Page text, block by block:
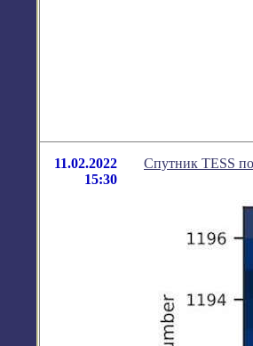
11.02.2022
15:30
Спутник TESS